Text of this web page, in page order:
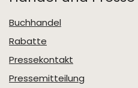
Buchhandel
Rabatte
Pressekontakt
Pressemitteilung